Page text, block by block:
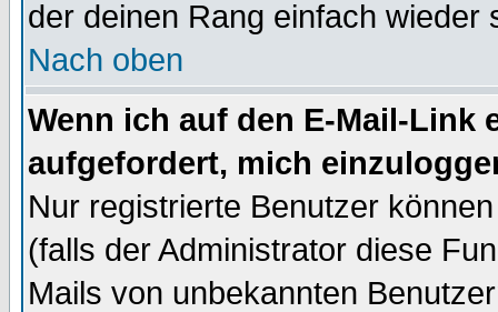
der deinen Rang einfach wieder
Nach oben
Wenn ich auf den E-Mail-Link
aufgefordert, mich
Nur registrierte Benutzer
(falls der Administrator diese
Mails von unbekannten